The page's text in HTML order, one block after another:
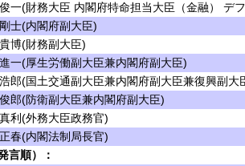
一(財務大臣 内閣府特命担当大臣（金融） デ
士(内閣府副大臣)
博(財務副大臣)
一(厚生労働副大臣兼内閣府副大臣)
郎(国土交通副大臣兼内閣府副大臣兼復興副大
郎(防衛副大臣兼内閣府副大臣)
利(外務大臣政務官)
春(内閣法制局長官)
言順）：